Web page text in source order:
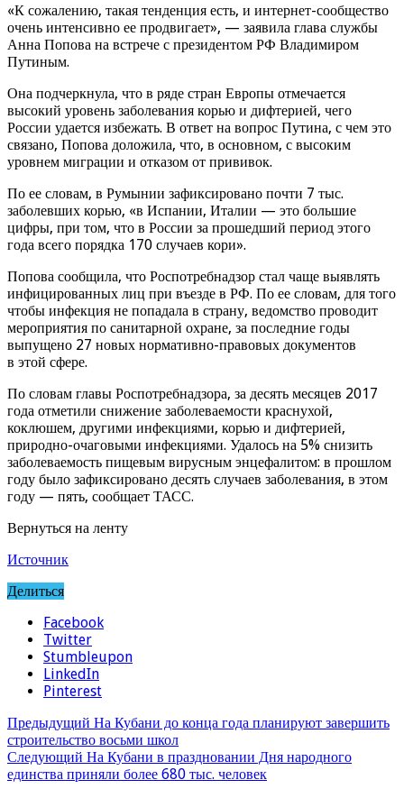
«К сожалению, такая тенденция есть, и интернет-сообщество
очень интенсивно ее продвигает», — заявила глава службы
Анна Попова на встрече с президентом РФ Владимиром
Путиным.
Она подчеркнула, что в ряде стран Европы отмечается
высокий уровень заболевания корью и дифтерией, чего
России удается избежать. В ответ на вопрос Путина, с чем это
связано, Попова доложила, что, в основном, с высоким
уровнем миграции и отказом от прививок.
По ее словам, в Румынии зафиксировано почти 7 тыс.
заболевших корью, «в Испании, Италии — это большие
цифры, при том, что в России за прошедший период этого
года всего порядка 170 случаев кори».
Попова сообщила, что Роспотребнадзор стал чаще выявлять
инфицированных лиц при въезде в РФ. По ее словам, для того
чтобы инфекция не попадала в страну, ведомство проводит
мероприятия по санитарной охране, за последние годы
выпущено 27 новых нормативно-правовых документов
в этой сфере.
По словам главы Роспотребнадзора, за десять месяцев 2017
года отметили снижение заболеваемости краснухой,
коклюшем, другими инфекциями, корью и дифтерией,
природно-очаговыми инфекциями. Удалось на 5% снизить
заболеваемость пищевым вирусным энцефалитом: в прошлом
году было зафиксировано десять случаев заболевания, в этом
году — пять, сообщает ТАСС.
Вернуться на ленту
Источник
Делиться
Facebook
Twitter
Stumbleupon
LinkedIn
Pinterest
Предыдущий На Кубани до конца года планируют завершить
строительство восьми школ
Следующий На Кубани в праздновании Дня народного
единства приняли более 680 тыс. человек